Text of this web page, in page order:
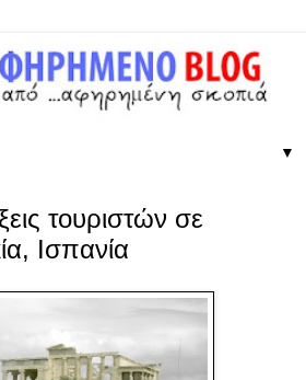
▼
τουριστών σε
Ισπανία